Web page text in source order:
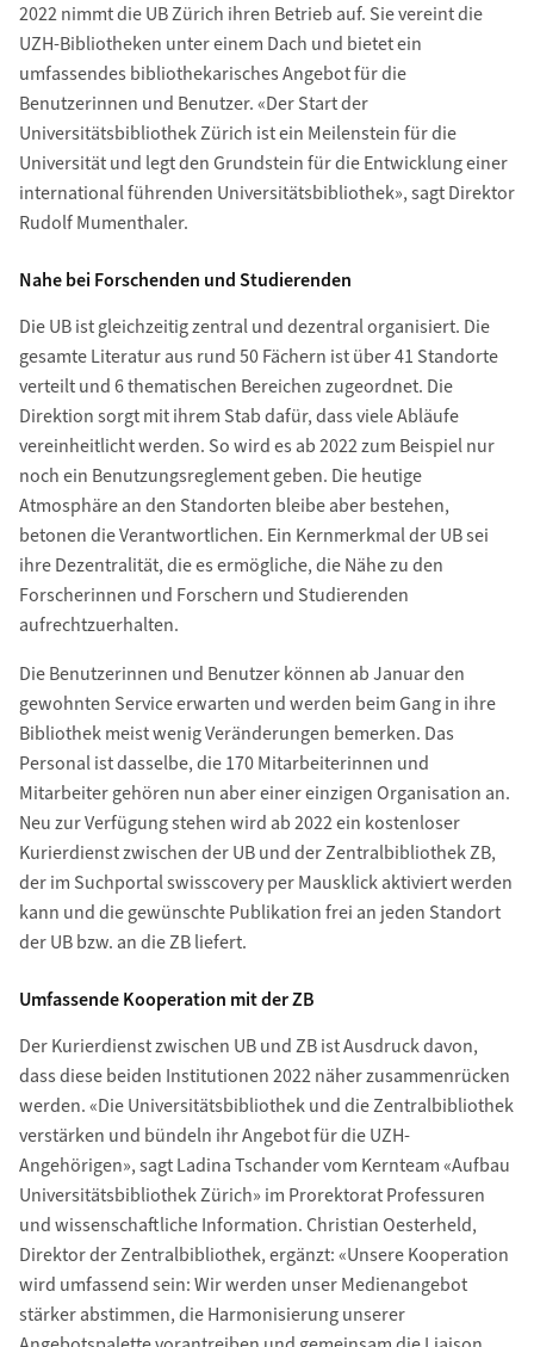
2022 nimmt die UB Zürich ihren Betrieb auf. Sie vereint die
UZH-Bibliotheken unter einem Dach und bietet ein
umfassendes bibliothekarisches Angebot für die
Benutzerinnen und Benutzer. «Der Start der
Universitätsbibliothek Zürich ist ein Meilenstein für die
Universität und legt den Grundstein für die Entwicklung einer
international führenden Universitätsbibliothek», sagt Direktor
Rudolf Mumenthaler.
Nahe bei Forschenden und Studierenden
Die UB ist gleichzeitig zentral und dezentral organisiert. Die
gesamte Literatur aus rund 50 Fächern ist über 41 Standorte
verteilt und 6 thematischen Bereichen zugeordnet. Die
Direktion sorgt mit ihrem Stab dafür, dass viele Abläufe
vereinheitlicht werden. So wird es ab 2022 zum Beispiel nur
noch ein Benutzungsreglement geben. Die heutige
Atmosphäre an den Standorten bleibe aber bestehen,
betonen die Verantwortlichen. Ein Kernmerkmal der UB sei
ihre Dezentralität, die es ermögliche, die Nähe zu den
Forscherinnen und Forschern und Studierenden
aufrechtzuerhalten.
Die Benutzerinnen und Benutzer können ab Januar den
gewohnten Service erwarten und werden beim Gang in ihre
Bibliothek meist wenig Veränderungen bemerken. Das
Personal ist dasselbe, die 170 Mitarbeiterinnen und
Mitarbeiter gehören nun aber einer einzigen Organisation an.
Neu zur Verfügung stehen wird ab 2022 ein kostenloser
Kurierdienst zwischen der UB und der Zentralbibliothek ZB,
der im Suchportal swisscovery per Mausklick aktiviert werden
kann und die gewünschte Publikation frei an jeden Standort
der UB bzw. an die ZB liefert.
Umfassende Kooperation mit der ZB
Der Kurierdienst zwischen UB und ZB ist Ausdruck davon,
dass diese beiden Institutionen 2022 näher zusammenrücken
werden. «Die Universitätsbibliothek und die Zentralbibliothek
verstärken und bündeln ihr Angebot für die UZH-
Angehörigen», sagt Ladina Tschander vom Kernteam «Aufbau
Universitätsbibliothek Zürich» im Prorektorat Professuren
und wissenschaftliche Information. Christian Oesterheld,
Direktor der Zentralbibliothek, ergänzt: «Unsere Kooperation
wird umfassend sein: Wir werden unser Medienangebot
stärker abstimmen, die Harmonisierung unserer